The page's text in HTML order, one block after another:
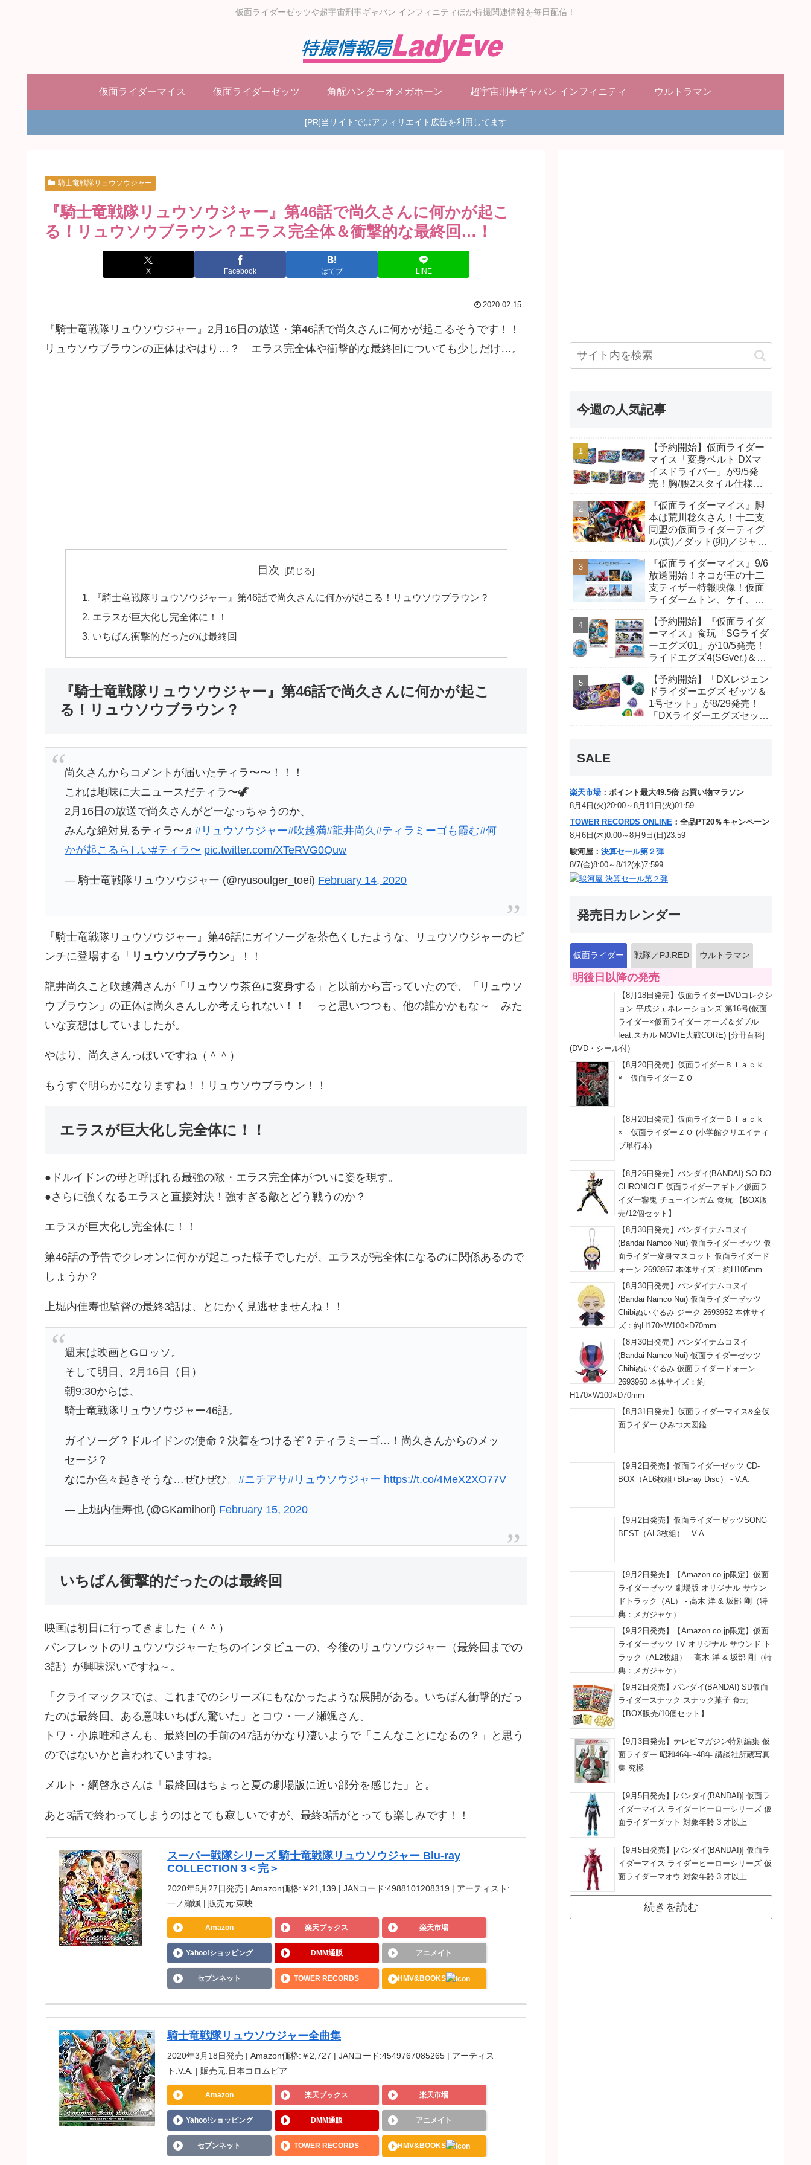
仮面ライダーゼッツや超宇宙刑事ギャバン インフィニティほか特撮関連情報を毎日配信！
仮面ライダーマイス 仮面ライダーゼッツ 角醒ハンターオメガホーン 超宇宙刑事ギャバン インフィニティ ウルトラマン
[PR]当サイトではアフィリエイト広告を利用してます
騎士竜戦隊リュウソウジャー
『騎士竜戦隊リュウソウジャー』第46話で尚久さんに何かが起こ
る！リュウソウブラウン？エラス完全体＆衝撃的な最終回…！
X Facebook はてブ LINE
2020.02.15
『騎士竜戦隊リュウソウジャー』2月16日の放送・第46話で尚久さんに何かが起こるそうです！！
リュウソウブラウンの正体はやはり…？ エラス完全体や衝撃的な最終回についても少しだけ…。
目次
『騎士竜戦隊リュウソウジャー』第46話で尚久さんに何かが起こる！リュウソウブラウン？
エラスが巨大化し完全体に！！
いちばん衝撃的だったのは最終回
『騎士竜戦隊リュウソウジャー』第46話で尚久さんに何かが起こ
る！リュウソウブラウン？
尚久さんからコメントが届いたティラ〜〜！！！
これは地味に大ニュースだティラ〜🦖
2月16日の放送で尚久さんがどーなっちゃうのか、
みんな絶対見るティラ〜♬#リュウソウジャー#吹越満#龍井尚久#ティラミーゴも霞む#何
かが起こるらしい#ティラ〜 pic.twitter.com/XTeRVG0Quw
— 騎士竜戦隊リュウソウジャー (@ryusoulger_toei) February 14, 2020
『騎士竜戦隊リュウソウジャー』第46話にガイソーグを茶色くしたような、リュウソウジャーのピ
ンチに登場する「 リュウソウブラウン 」！！
龍井尚久こと吹越満さんが「リュウソウ茶色に変身する」と以前から言っていたので、「リュウソ
ウブラウン」の正体は尚久さんしか考えられない！！ っと思いつつも、他の誰かかもな～ みた
いな妄想はしていましたが。
やはり、尚久さんっぽいですね（＾＾）
もうすぐ明らかになりますね！！リュウソウブラウン！！
エラスが巨大化し完全体に！！
●ドルイドンの母と呼ばれる最強の敵・エラス完全体がついに姿を現す。
●さらに強くなるエラスと直接対決！強すぎる敵とどう戦うのか？
エラスが巨大化し完全体に！！
第46話の予告でクレオンに何かが起こった様子でしたが、エラスが完全体になるのに関係あるので
しょうか？
上堀内佳寿也監督の最終3話は、とにかく見逃せませんね！！
週末は映画とGロッソ。
そして明日、2月16日（日）
朝9:30からは、
騎士竜戦隊リュウソウジャー46話。
ガイソーグ？ドルイドンの使命？決着をつけるぞ？ティラミーゴ…！尚久さんからのメッ
セージ？
なにか色々起きそうな…ぜひぜひ。#ニチアサ#リュウソウジャー https://t.co/4MeX2XO77V
— 上堀内佳寿也 (@GKamihori) February 15, 2020
いちばん衝撃的だったのは最終回
映画は初日に行ってきました（＾＾）
パンフレットのリュウソウジャーたちのインタビューの、今後のリュウソウジャー（最終回までの
3話）が興味深いですね～。
「クライマックスでは、これまでのシリーズにもなかったような展開がある。いちばん衝撃的だっ
たのは最終回。ある意味いちばん驚いた」とコウ・一ノ瀬颯さん。
トワ・小原唯和さんも、最終回の手前の47話がかなり凄いようで「こんなことになるの？」と思う
のではないかと言われていますね。
メルト・綱啓永さんは「最終回はちょっと夏の劇場版に近い部分を感じた」と。
あと3話で終わってしまうのはとても寂しいですが、最終3話がとっても楽しみです！！
スーパー戦隊シリーズ 騎士竜戦隊リュウソウジャー Blu-ray
COLLECTION 3＜完＞
2020年5月27日発売 | Amazon価格:￥21,139 | JANコード:4988101208319 | アーティスト:
一ノ瀬颯 | 販売元:東映
Amazon 楽天ブックス 楽天市場
Yahoo!ショッピング DMM通販 アニメイト
セブンネット TOWER RECORDS HMV&BOOKS
騎士竜戦隊リュウソウジャー全曲集
2020年3月18日発売 | Amazon価格:￥2,727 | JANコード:4549767085265 | アーティス
ト:V.A. | 販売元:日本コロムビア
Amazon 楽天ブックス 楽天市場
Yahoo!ショッピング DMM通販 アニメイト
セブンネット TOWER RECORDS HMV&BOOKS
今週の人気記事
【予約開始】仮面ライダー
マイス「変身ベルト DXマ
イスドライバー」が9/5発
売！胸/腰2スタイル仕様！
ッシュ、ジャオ/バイト、ケ
イ/ショットボーンバックル
も！
『仮面ライダーマイス』脚
本は荒川稔久さん！十二支
同盟の仮面ライダーティグ
ル(寅)／ダット(卯)／ジャオ
尾達臣のキャストが発表！
トリガーのアキト金子隼也
さんも変身！
『仮面ライダーマイス』9/6
放送開始！ネコが王の十二
支ティザー特報映像！仮面
ライダームトン、ケイ、ヴ
開！ライダーは子丑寅卯辰
巳午未申酉戌亥猫猫の14
人⁉
【予約開始】『仮面ライダ
ーマイス』食玩「SGライダ
ーエグズ01」が10/5発売！
ライドエグズ4(SGver.)＆ジ
ズ、カイザ、ギャレン、デ
ィエンドシードエグズ！
【予約開始】「DXレジェン
ドライダーエグズ ゼッツ＆
1号セット」が8/29発売！
「DXライダーエグズセッ
SALE
楽天市場 ：ポイント最大49.5倍 お買い物マラソン
8月4日(火)20:00～8月11日(火)01:59
TOWER RECORDS ONLINE ：全品PT20％キャンペーン
8月6日(木)0:00～8月9日(日)23:59
駿河屋： 決算セール第２弾
8/7(金)8:00～8/12(水)7:599
発売日カレンダー
仮面ライダー 戦隊／PJ.RED ウルトラマン
明後日以降の発売
【8月18日発売】仮面ライダーDVDコレクシ
ョン 平成ジェネレーションズ 第16号(仮面
ライダー×仮面ライダー オーズ＆ダブル
feat.スカル MOVIE大戦CORE) [分冊百科]
(DVD・シール付)
【8月20日発売】仮面ライダーＢｌａｃｋ
× 仮面ライダーＺＯ
【8月20日発売】仮面ライダーＢｌａｃｋ
× 仮面ライダーＺＯ (小学館クリエイティ
ブ単行本)
【8月26日発売】バンダイ(BANDAI) SO-DO
CHRONICLE 仮面ライダーアギト／仮面ラ
イダー響鬼 チューインガム 食玩 【BOX販
売/12個セット】
【8月30日発売】バンダイナムコヌイ
(Bandai Namco Nui) 仮面ライダーゼッツ 仮
面ライダー変身マスコット 仮面ライダード
ォーン 2693957 本体サイズ：約H105mm
【8月30日発売】バンダイナムコヌイ
(Bandai Namco Nui) 仮面ライダーゼッツ
Chibiぬいぐるみ ジーク 2693952 本体サイ
ズ：約H170×W100×D70mm
【8月30日発売】バンダイナムコヌイ
(Bandai Namco Nui) 仮面ライダーゼッツ
Chibiぬいぐるみ 仮面ライダードォーン
2693950 本体サイズ：約
H170×W100×D70mm
【8月31日発売】仮面ライダーマイス&全仮
面ライダー ひみつ大図鑑
【9月2日発売】仮面ライダーゼッツ CD-
BOX（AL6枚組+Blu-ray Disc） - V.A.
【9月2日発売】仮面ライダーゼッツSONG
BEST（AL3枚組） - V.A.
【9月2日発売】【Amazon.co.jp限定】仮面
ライダーゼッツ 劇場版 オリジナル サウン
ドトラック（AL） - 高木 洋 & 坂部 剛（特
典：メガジャケ）
【9月2日発売】【Amazon.co.jp限定】仮面
ライダーゼッツ TV オリジナル サウンド ト
ラック（AL2枚組） - 高木 洋 & 坂部 剛（特
典：メガジャケ）
【9月2日発売】バンダイ(BANDAI) SD仮面
ライダースナック スナック菓子 食玩
【BOX販売/10個セット】
【9月3日発売】テレビマガジン特別編集 仮
面ライダー 昭和46年~48年 講談社所蔵写真
集 究極
【9月5日発売】[バンダイ(BANDAI)] 仮面ラ
イダーマイス ライダーヒーローシリーズ 仮
面ライダーダット 対象年齢 3 才以上
【9月5日発売】[バンダイ(BANDAI)] 仮面ラ
イダーマイス ライダーヒーローシリーズ 仮
面ライダーマオウ 対象年齢 3 才以上
続きを読む